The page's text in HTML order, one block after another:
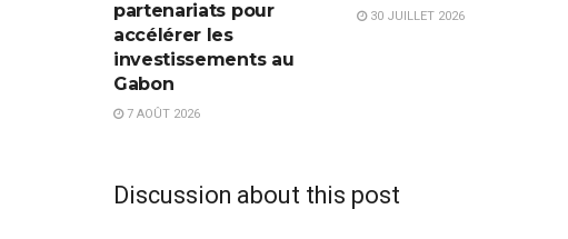
partenariats pour
accélérer les
investissements au
Gabon
7 AOÛT 2026
30 JUILLET 2026
Discussion about this post